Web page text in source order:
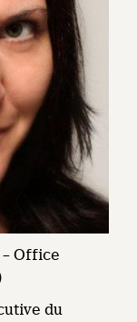
Office
du